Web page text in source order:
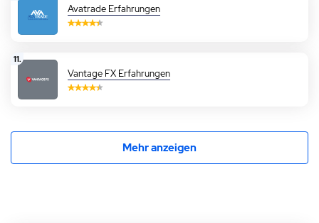
Avatrade Erfahrungen
11.
Vantage FX Erfahrungen
Mehr anzeigen